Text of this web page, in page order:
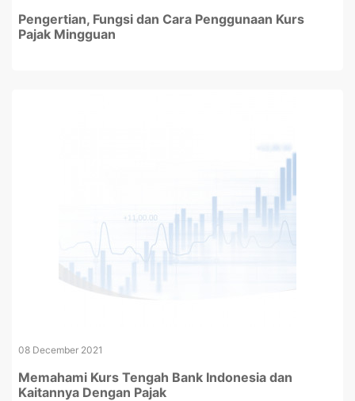
Pengertian, Fungsi dan Cara Penggunaan Kurs
Pajak Mingguan
08 December 2021
Memahami Kurs Tengah Bank Indonesia dan
Kaitannya Dengan Pajak